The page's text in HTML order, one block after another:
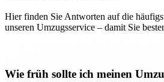
Hier finden Sie Antworten auf die
unseren Umzugsservice – damit Sie
Wie früh sollte ich meinen